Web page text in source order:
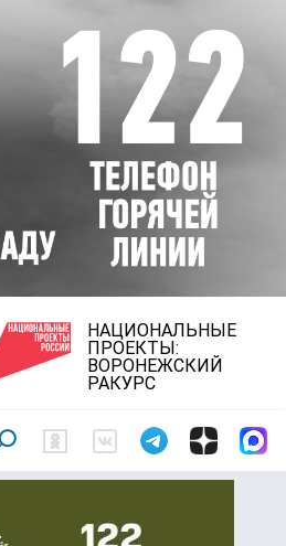
НАЦИОНАЛЬНЫЕ
ПРОЕКТЫ:
ВОРОНЕЖСКИЙ
РАКУРС